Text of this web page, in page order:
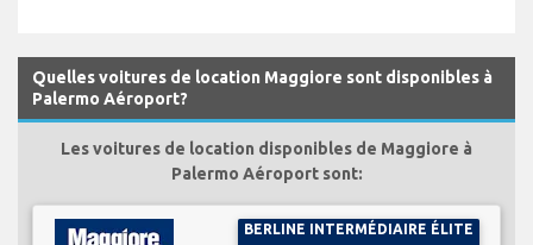
Quelles voitures de location Maggiore sont disponibles à
Palermo Aéroport?
Les voitures de location disponibles de Maggiore à
Palermo Aéroport sont:
BERLINE INTERMÉDIAIRE ÉLITE